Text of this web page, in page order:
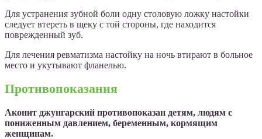
Для устранения зубной боли одну столовую ложку настойки
следует втереть в щеку с той стороны, где находится
поврежденный зуб.
Для лечения ревматизма настойку на ночь втирают в больное
место и укутывают фланелью.
Противопоказания
Аконит джунгарский противопоказан детям, людям с
пониженным давлением, беременным, кормящим
женщинам.